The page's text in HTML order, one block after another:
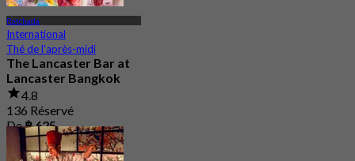
Ratchada
International
Thé de l'après-midi
The Lancaster Bar at
Lancaster Bangkok
4.8
136 Réservé
De฿ 625